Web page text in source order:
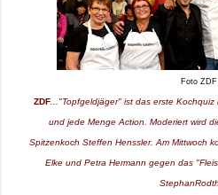
Foto ZDF
ZDF..."Topfgeldjäger" ist das erste Kochquiz
und jede Menge Action. Moderiert wird
Spitzenkoch Steffen Henssler. Am Mittwoch
Elke und Petra Hermann gegen das